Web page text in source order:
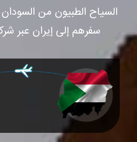
السياح الطبيون من
سفرهم إلى إيران عبر